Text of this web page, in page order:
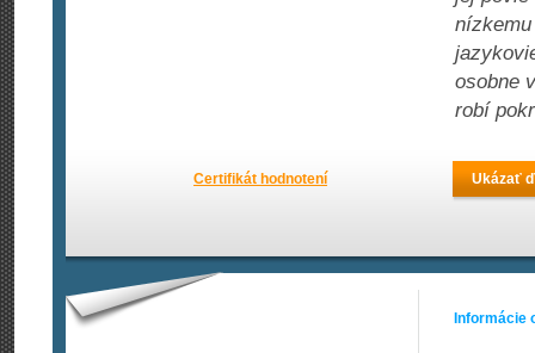
osobne
robí
Certifikát hodnotení Ukázať
Informácie